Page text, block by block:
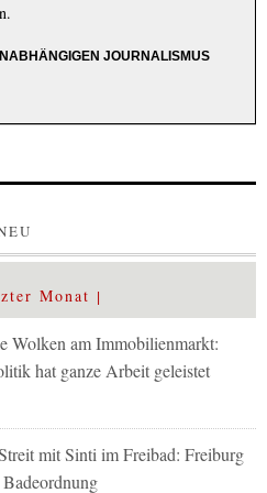
JOURNALISMUS
Monat
Wolken am Immobilienmarkt:
hat ganze Arbeit geleistet
mit Sinti im Freibad: Freiburg